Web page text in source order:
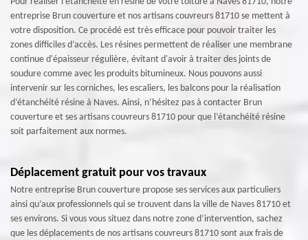
entreprise Brun couverture et nos artisans couvreurs 81710 se mettent à
votre disposition. Ce procédé est très efficace pour pouvoir traiter les
zones difficiles d’accès. Les résines permettent de réaliser une membrane
continue d'épaisseur régulière, évitant d'avoir à traiter des joints de
soudure comme avec les produits bitumineux. Nous pouvons aussi
intervenir sur les corniches, les escaliers, les balcons pour la réalisation
d’étanchéité résine à Naves. Ainsi, n’hésitez pas à contacter Brun
couverture et ses artisans couvreurs 81710 pour que l’étanchéité résine
soit parfaitement aux normes.
Déplacement gratuit pour vos travaux
Notre entreprise Brun couverture propose ses services aux particuliers
ainsi qu’aux professionnels qui se trouvent dans la ville de Naves 81710 et
ses environs. Si vous vous situez dans notre zone d’intervention, sachez
que les déplacements de nos artisans couvreurs 81710 sont aux frais de